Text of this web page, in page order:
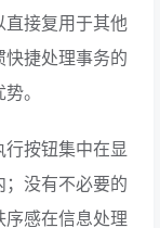
直接复用于其他
捷处理事务的
。
按钮集中在显
没有不必要的
感在信息处理